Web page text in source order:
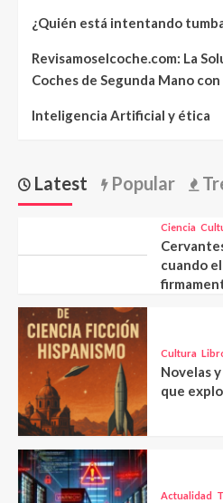
¿Quién está intentando
Revisamoselcoche.com: La
Coches de Segunda Mano
Inteligencia Artificial y ética
Latest Popular
Ciencia
cuando
Cultura
Novelas
que
Actualidad